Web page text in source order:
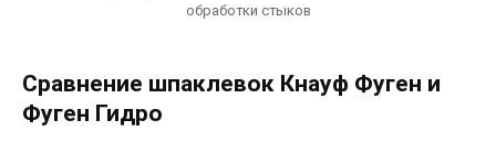
обработки стыков
Сравнение шпаклевок Кнауф Фуген и
Фуген Гидро